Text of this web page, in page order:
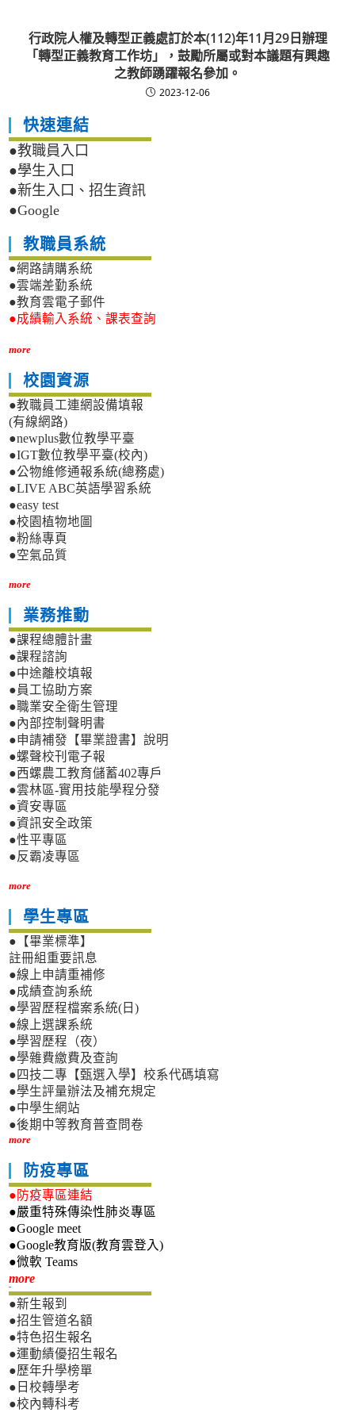
行政院人權及轉型正義處訂於本(112)年11月29日辦理
「轉型正義教育工作坊」，鼓勵所屬或對本議題有興趣
之教師踴躍報名參加。
2023-12-06
快速連結
●教職員入口
●學生入口
●新生入口、招生資訊
●Google
教職員系統
●網路請購系統
●雲端差勤系統
●教育雲電子郵件
●成績輸入系統、課表查詢
more
校園資源
●教職員工連網設備填報
(有線網路)
●newplus數位教學平臺
●IGT數位教學平臺(校內)
●公物維修通報系統(總務處)
●LIVE ABC英語學習系統
●easy test
●校園植物地圖
●粉絲專頁
●空氣品質
more
業務推動
●課程總體計畫
●課程諮詢
●中途離校填報
●員工協助方案
●職業安全衛生管理
●內部控制聲明書
●申請補發【畢業證書】說明
●螺聲校刊電子報
●西螺農工教育儲蓄402專戶
●雲林區-實用技能學程分發
●資安專區
●資訊安全政策
●性平專區
●反霸凌專區
more
學生專區
●【畢業標準】
註冊組重要訊息
●線上申請重補修
●成績查詢系統
●學習歷程檔案系統(日)
●線上選課系統
●學習歷程（夜）
●學雜費繳費及查詢
●四技二專【甄選入學】校系代碼填寫
●學生評量辦法及補充規定
●中學生網站
●後期中等教育普查問卷
more
防疫專區
●防疫專區連結
●嚴重特殊傳染性肺炎專區
●Google meet
●Google教育版(教育雲登入)
●微軟 Teams
more新生專區
●新生報到
●招生管道名額
●特色招生報名
●運動績優招生報名
●歷年升學榜單
●日校轉學考
●校內轉科考